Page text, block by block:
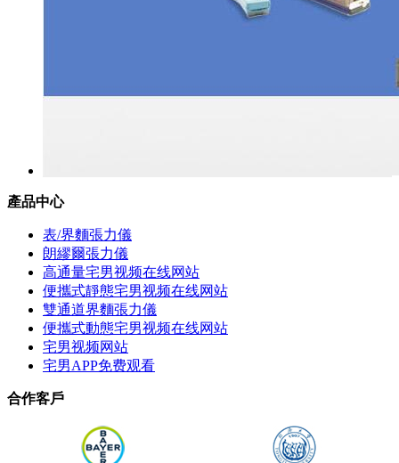
產品中心
表/界麵張力儀
朗繆爾張力儀
高通量宅男视频在线网站
便攜式靜態宅男视频在线网站
雙通道界麵張力儀
便攜式動態宅男视频在线网站
宅男视频网站
宅男APP免费观看
合作客戶